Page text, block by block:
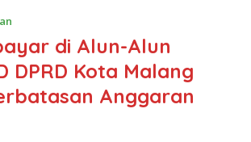
di Alun-Alun
DPRD Kota Malang
Anggaran